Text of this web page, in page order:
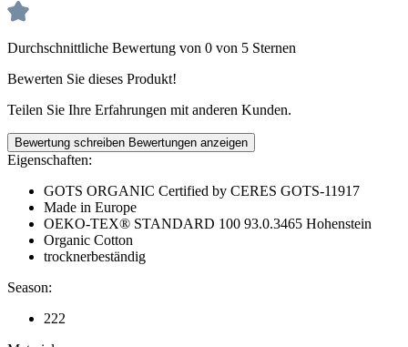
Durchschnittliche Bewertung von 0 von 5 Sternen
Bewerten Sie dieses Produkt!
Teilen Sie Ihre Erfahrungen mit anderen Kunden.
Bewertung schreiben Bewertungen anzeigen
Eigenschaften:
GOTS ORGANIC Certified by CERES GOTS-11917
Made in Europe
OEKO-TEX® STANDARD 100 93.0.3465 Hohenstein
Organic Cotton
trocknerbeständig
Season:
222